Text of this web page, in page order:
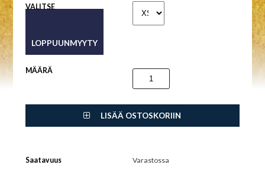
VALITSE
MÄÄRÄ
LISÄÄ OSTOSKORIIN
Saatavuus Varastossa